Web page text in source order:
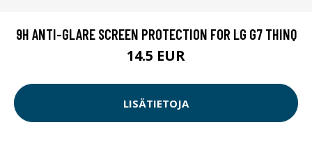
9H ANTI-GLARE SCREEN PROTECTION FOR LG G7 THINQ
14.5 EUR
LISÄTIETOJA